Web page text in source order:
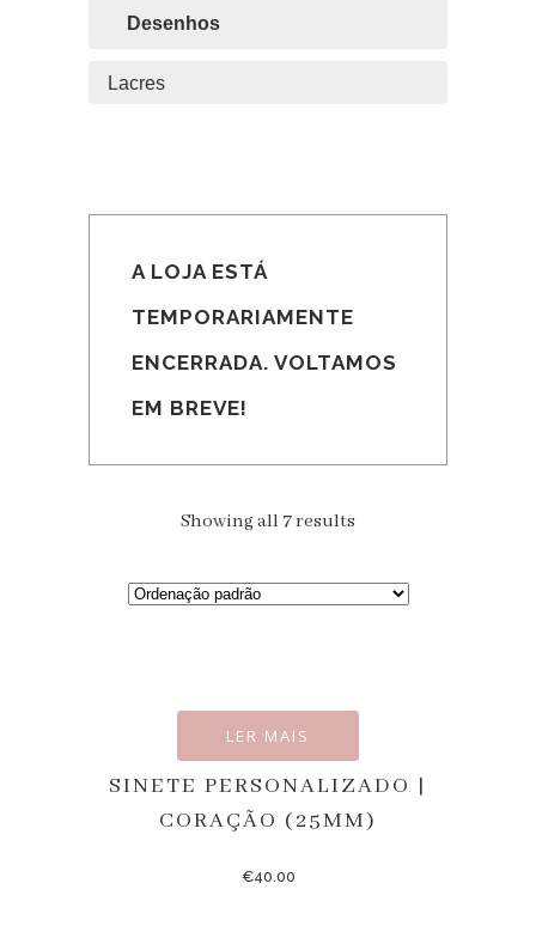
Desenhos
Lacres
A LOJA ESTÁ
TEMPORARIAMENTE
ENCERRADA. VOLTAMOS
EM BREVE!
Showing all 7 results
LER MAIS
SINETE PERSONALIZADO |
CORAÇÃO (25MM)
€40.00